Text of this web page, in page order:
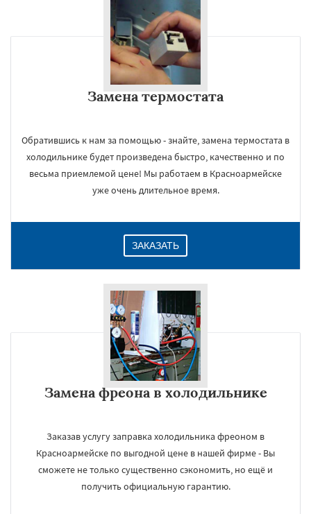
Замена термостата
Обратившись к нам за помощью - знайте, замена термостата в
холодильнике будет произведена быстро, качественно и по
весьма приемлемой цене! Мы работаем в Красноармейске
уже очень длительное время.
ЗАКАЗАТЬ
Замена фреона в холодильнике
Заказав услугу заправка холодильника фреоном в
Красноармейске по выгодной цене в нашей фирме - Вы
сможете не только существенно сэкономить, но ещё и
получить официальную гарантию.